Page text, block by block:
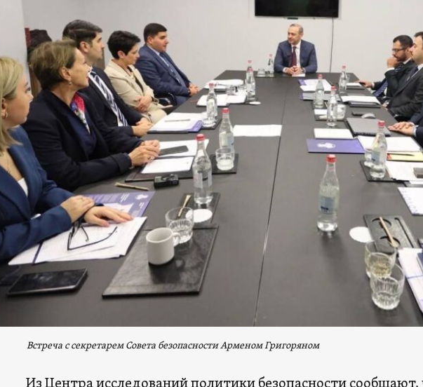
Встреча с секретарем Совета безопасности Арменом Григоряном